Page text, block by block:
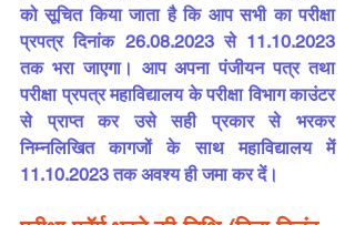
को सूचित किया जाता है कि आप सभी का परीक्षा
प्रपत्र दिनांक 26.08.2023 से 11.10.2023
तक भरा जाएगा। आप अपना पंजीयन पत्र तथा
परीक्षा प्रपत्र महाविद्यालय के परीक्षा विभाग काउंटर
से प्राप्त कर उसे सही प्रकार से भरकर
निम्नलिखित कागजों के साथ महाविद्यालय में
11.10.2023 तक अवश्य ही जमा कर दें।